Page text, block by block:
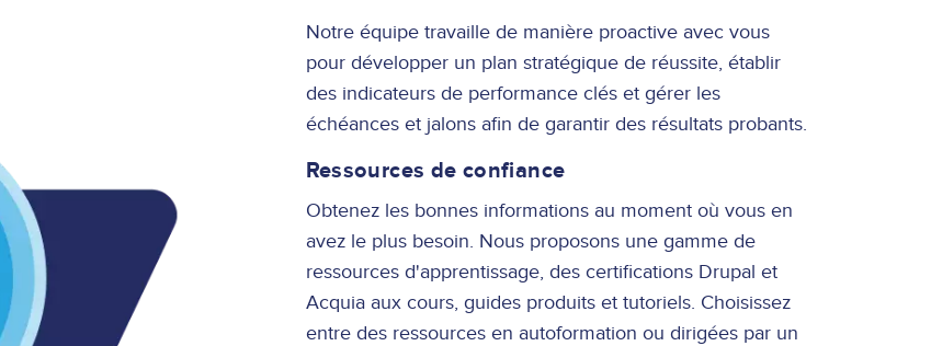
Notre équipe travaille de manière proactive avec vous
pour développer un plan stratégique de réussite, établir
des indicateurs de performance clés et gérer les
échéances et jalons afin de garantir des résultats probants.
Ressources de confiance
Obtenez les bonnes informations au moment où vous en
avez le plus besoin. Nous proposons une gamme de
ressources d'apprentissage, des certifications Drupal et
Acquia aux cours, guides produits et tutoriels. Choisissez
entre des ressources en autoformation ou dirigées par un